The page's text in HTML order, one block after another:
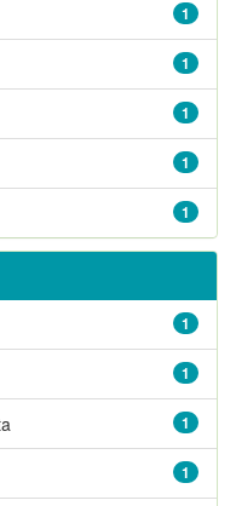
1
1
1
1
1
1
1
1
1